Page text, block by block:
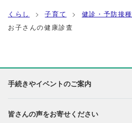
くらし 子育て
健診・予防接種
お子さんの健康診査
手続きやイベントのご案内
皆さんの声をお寄せください